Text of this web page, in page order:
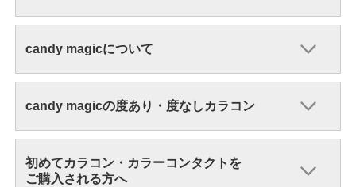
candy magicについて
candy magicの度あり・度なしカラコン
初めてカラコン・カラーコンタクトを
ご購入される方へ